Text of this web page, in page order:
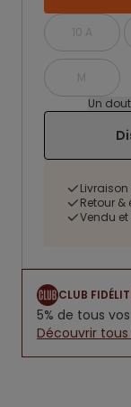
10 A
M
Un
Retour
Vendu et
CLUB
5% de tous
Découvrir